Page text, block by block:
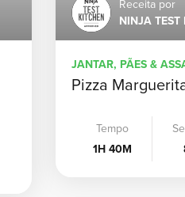
Receita por
NINJA TEST
JANTAR, PÃES &
Pizza
Tempo
1H 40M